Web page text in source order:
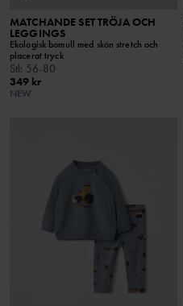
MATCHANDE SET TRÖJA OCH
LEGGINGS
Ekologisk bomull med skön stretch och
placerat tryck
Stl: 56-80
349 kr
NEW